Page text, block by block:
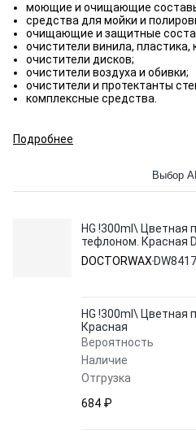
моющие и очищающие
средства для мойки и
очищающие и защитные
очистители винила, пластика,
очистители дисков;
очистители воздуха и обивки;
очистители и протектанты
комплексные средства.
Подробнее
Выбор
HG !300ml\ Цветная
тефлоном. Красная
DOCTORWAX DW8417
HG !300ml\ Цветная
Красная
Вероятность
Наличие
Отгрузка
684 ₽